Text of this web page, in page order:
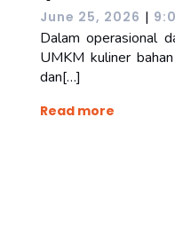
June 25, 2026 |
Dalam operasional
UMKM kuliner
dan[…]
Read more